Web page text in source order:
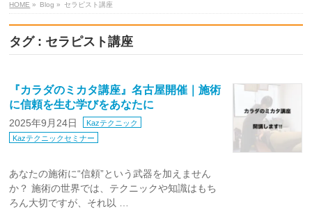
HOME » Blog » セラピスト講座
タグ : セラピスト講座
『カラダのミカタ講座』名古屋開催｜施術
に信頼を生む学びをあなたに
2025年9月24日
Kazテクニック
Kazテクニックセミナー
あなたの施術に“信頼”という武器を加えません
か？ 施術の世界では、テクニックや知識はもち
ろん大切ですが、それ以 …